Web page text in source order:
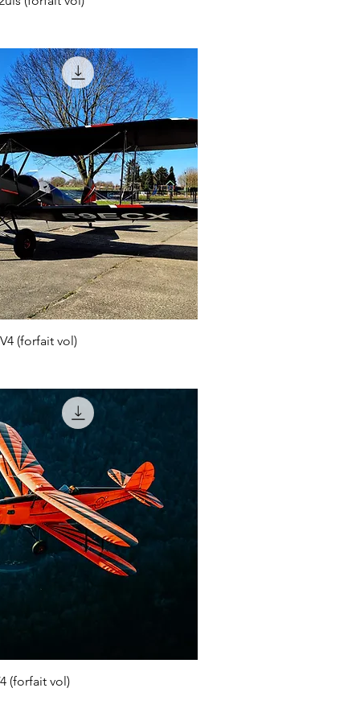
(forfait vol)
(forfait vol)